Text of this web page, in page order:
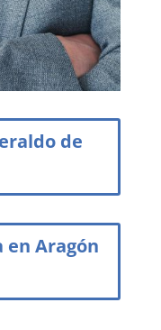
de
en Aragón